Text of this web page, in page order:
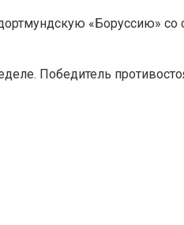
«Боруссию»
Победитель